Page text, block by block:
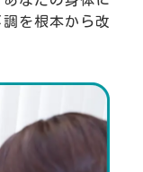
を根本から改